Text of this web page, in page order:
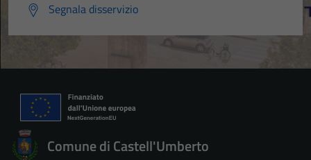
Segnala disservizio
Comune di Castell'Umberto